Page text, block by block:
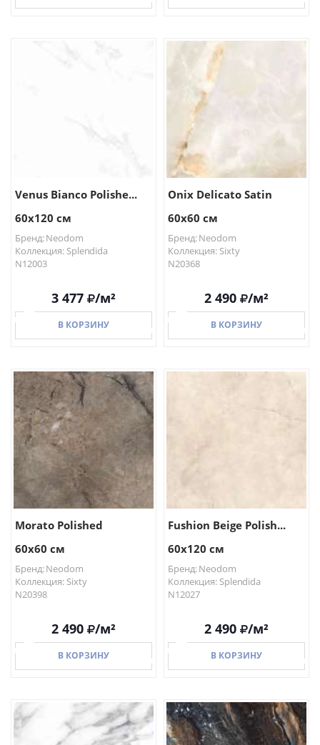
Venus Bianco Polishe...
60x120 см
Бренд: Neodom
Коллекция: Splendida
N12003
3 477 /м²
В КОРЗИНУ
В КОРЗИНУ
Onix Delicato Satin
60x60 см
Бренд: Neodom
Коллекция: Sixty
N20368
2 490 /м²
В КОРЗИНУ
Morato Polished
60x60 см
Бренд: Neodom
Коллекция: Sixty
N20398
2 490 /м²
В КОРЗИНУ
В КОРЗИНУ
Fushion Beige Polish...
60x120 см
Бренд: Neodom
Коллекция: Splendida
N12027
2 490 /м²
В КОРЗИНУ
В КОРЗИНУ